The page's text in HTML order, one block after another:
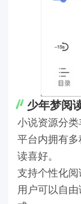
少年梦阅
小说资源分类
平台内拥有
读喜好。
支持个性化
用户可以自